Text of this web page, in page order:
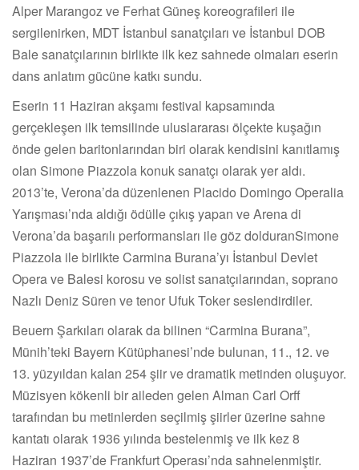
Alper Marangoz ve Ferhat Güneş koreografileri ile
sergilenirken, MDT İstanbul sanatçıları ve İstanbul DOB
Bale sanatçılarının birlikte ilk kez sahnede olmaları eserin
dans anlatım gücüne katkı sundu.
Eserin 11 Haziran akşamı festival kapsamında
gerçekleşen ilk temsilinde uluslararası ölçekte kuşağın
önde gelen baritonlarından biri olarak kendisini kanıtlamış
olan Simone Piazzola konuk sanatçı olarak yer aldı.
2013’te, Verona’da düzenlenen Placido Domingo Operalia
Yarışması’nda aldığı ödülle çıkış yapan ve Arena di
Verona’da başarılı performansları ile göz dolduranSimone
Piazzola ile birlikte Carmina Burana’yı İstanbul Devlet
Opera ve Balesi korosu ve solist sanatçılarından, soprano
Nazlı Deniz Süren ve tenor Ufuk Toker seslendirdiler.
Beuern Şarkıları olarak da bilinen “Carmina Burana”,
Münih’teki Bayern Kütüphanesi’nde bulunan, 11., 12. ve
13. yüzyıldan kalan 254 şiir ve dramatik metinden oluşuyor.
Müzisyen kökenli bir aileden gelen Alman Carl Orff
tarafından bu metinlerden seçilmiş şiirler üzerine sahne
kantatı olarak 1936 yılında bestelenmiş ve ilk kez 8
Haziran 1937’de Frankfurt Operası’nda sahnelenmiştir.